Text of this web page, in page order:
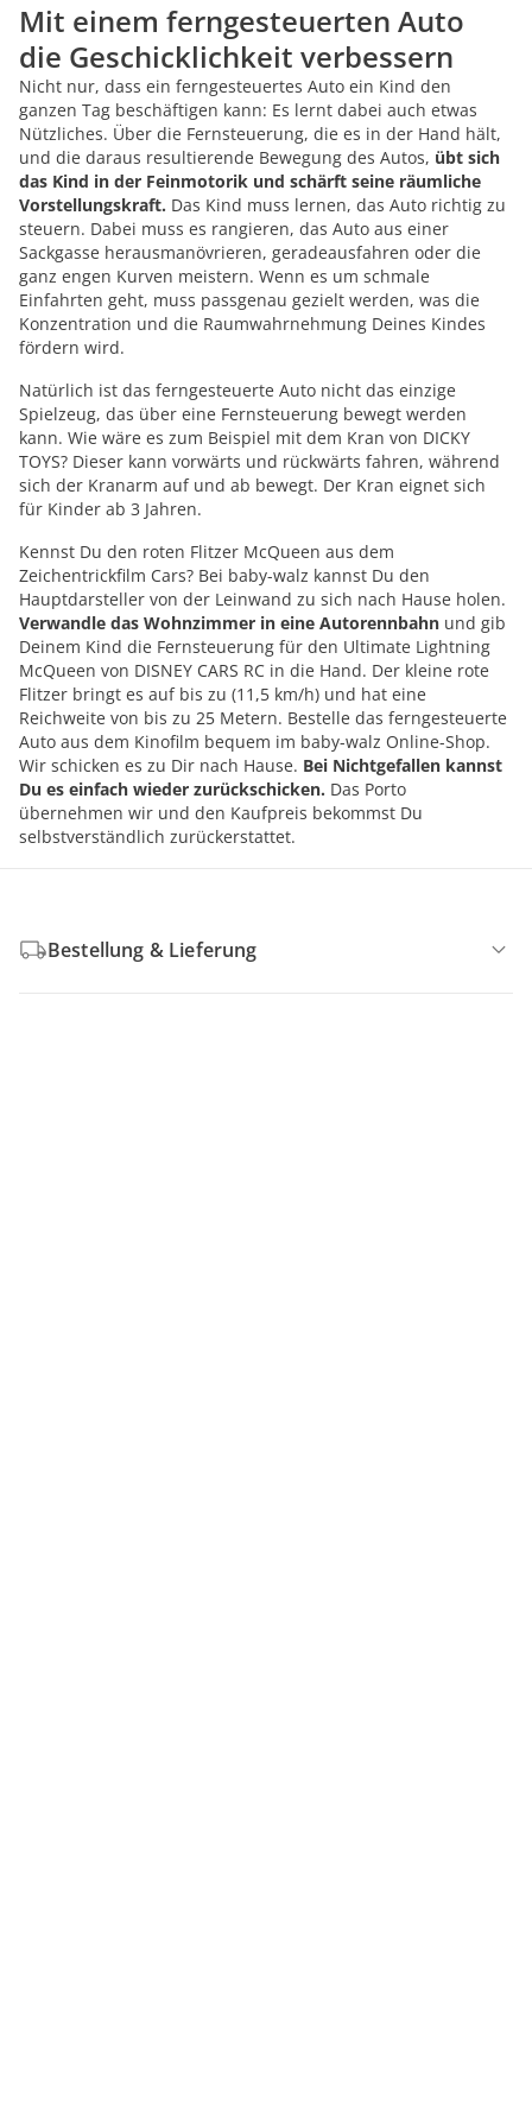
Mit einem ferngesteuerten Auto
die Geschicklichkeit verbessern
Nicht nur, dass ein ferngesteuertes Auto ein Kind den
ganzen Tag beschäftigen kann: Es lernt dabei auch etwas
Nützliches. Über die Fernsteuerung, die es in der Hand hält,
und die daraus resultierende Bewegung des Autos, übt sich
das Kind in der Feinmotorik und schärft seine räumliche
Vorstellungskraft. Das Kind muss lernen, das Auto richtig zu
steuern. Dabei muss es rangieren, das Auto aus einer
Sackgasse herausmanövrieren, geradeausfahren oder die
ganz engen Kurven meistern. Wenn es um schmale
Einfahrten geht, muss passgenau gezielt werden, was die
Konzentration und die Raumwahrnehmung Deines Kindes
fördern wird.
Natürlich ist das ferngesteuerte Auto nicht das einzige
Spielzeug, das über eine Fernsteuerung bewegt werden
kann. Wie wäre es zum Beispiel mit dem Kran von DICKY
TOYS? Dieser kann vorwärts und rückwärts fahren, während
sich der Kranarm auf und ab bewegt. Der Kran eignet sich
für Kinder ab 3 Jahren.
Kennst Du den roten Flitzer McQueen aus dem
Zeichentrickfilm Cars? Bei baby-walz kannst Du den
Hauptdarsteller von der Leinwand zu sich nach Hause holen.
Verwandle das Wohnzimmer in eine Autorennbahn und gib
Deinem Kind die Fernsteuerung für den Ultimate Lightning
McQueen von DISNEY CARS RC in die Hand. Der kleine rote
Flitzer bringt es auf bis zu (11,5 km/h) und hat eine
Reichweite von bis zu 25 Metern. Bestelle das ferngesteuerte
Auto aus dem Kinofilm bequem im baby-walz Online-Shop.
Wir schicken es zu Dir nach Hause. Bei Nichtgefallen kannst
Du es einfach wieder zurückschicken. Das Porto
übernehmen wir und den Kaufpreis bekommst Du
selbstverständlich zurückerstattet.
Bestellung & Lieferung